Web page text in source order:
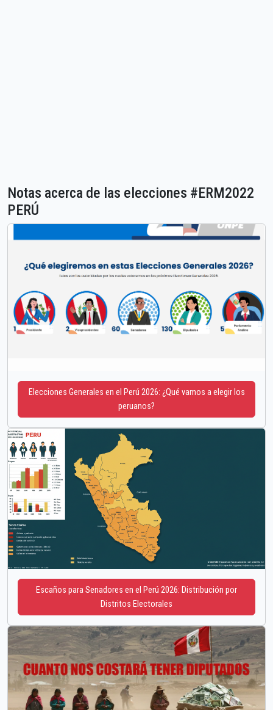
Notas acerca de las elecciones #ERM2022
PERÚ
Elecciones Generales en el Perú 2026: ¿Qué vamos a elegir los
peruanos?
Escaños para Senadores en el Perú 2026: Distribución por
Distritos Electorales